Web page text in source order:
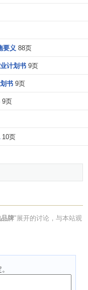
要义 88页
计划书 9页
书 9页
9页
10页
牌"展开的讨论，与本站观